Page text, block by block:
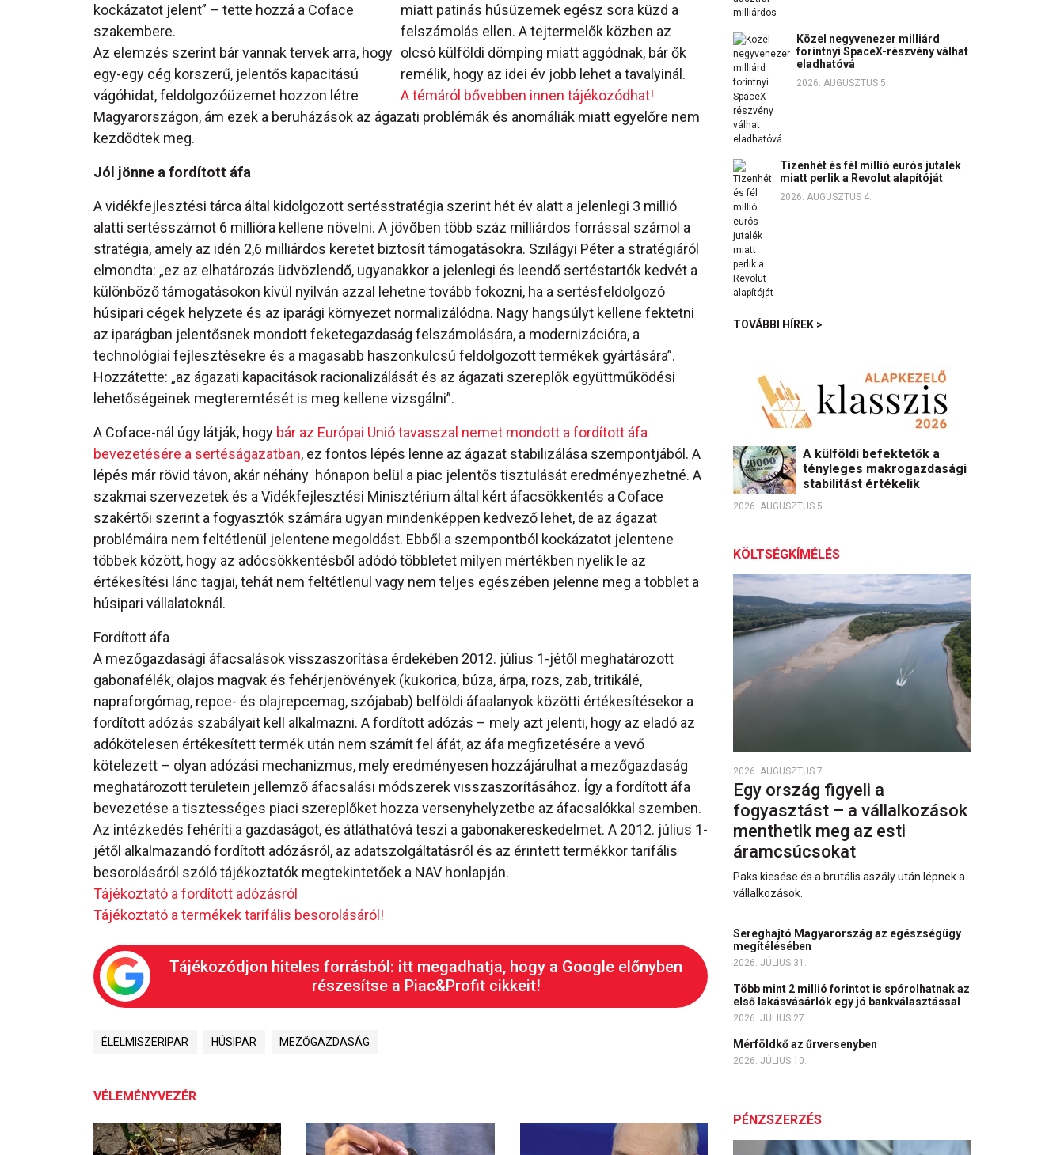
miatt patinás húsüzemek egész sora küzd a
felszámolás ellen. A tejtermelők közben az
olcsó külföldi dömping miatt aggódnak, bár ők
remélik, hogy az idei év jobb lehet a tavalyinál.
A témáról bővebben innen tájékozódhat!
kockázatot jelent” – tette hozzá a Coface
szakembere.
Az elemzés szerint bár vannak tervek arra, hogy
egy-egy cég korszerű, jelentős kapacitású
vágóhidat, feldolgozóüzemet hozzon létre
Magyarországon, ám ezek a beruházások az ágazati problémák és anomáliák miatt egyelőre nem
kezdődtek meg.
Jól jönne a fordított áfa
A vidékfejlesztési tárca által kidolgozott sertésstratégia szerint hét év alatt a jelenlegi 3 millió
alatti sertésszámot 6 millióra kellene növelni. A jövőben több száz milliárdos forrással számol a
stratégia, amely az idén 2,6 milliárdos keretet biztosít támogatásokra. Szilágyi Péter a stratégiáról
elmondta: „ez az elhatározás üdvözlendő, ugyanakkor a jelenlegi és leendő sertéstartók kedvét a
különböző támogatásokon kívül nyilván azzal lehetne tovább fokozni, ha a sertésfeldolgozó
húsipari cégek helyzete és az iparági környezet normalizálódna. Nagy hangsúlyt kellene fektetni
az iparágban jelentősnek mondott feketegazdaság felszámolására, a modernizációra, a
technológiai fejlesztésekre és a magasabb haszonkulcsú feldolgozott termékek gyártására”.
Hozzátette: „az ágazati kapacitások racionalizálását és az ágazati szereplők együttműködési
lehetőségeinek megteremtését is meg kellene vizsgálni”.
A Coface-nál úgy látják, hogy bár az Európai Unió tavasszal nemet mondott a fordított áfa
bevezetésére a sertéságazatban, ez fontos lépés lenne az ágazat stabilizálása szempontjából. A
lépés már rövid távon, akár néhány hónapon belül a piac jelentős tisztulását eredményezhetné. A
szakmai szervezetek és a Vidékfejlesztési Minisztérium által kért áfacsökkentés a Coface
szakértői szerint a fogyasztók számára ugyan mindenképpen kedvező lehet, de az ágazat
problémáira nem feltétlenül jelentene megoldást. Ebből a szempontból kockázatot jelentene
többek között, hogy az adócsökkentésből adódó többletet milyen mértékben nyelik le az
értékesítési lánc tagjai, tehát nem feltétlenül vagy nem teljes egészében jelenne meg a többlet a
húsipari vállalatoknál.
Fordított áfa
A mezőgazdasági áfacsalások visszaszorítása érdekében 2012. július 1-jétől meghatározott
gabonafélék, olajos magvak és fehérjenövények (kukorica, búza, árpa, rozs, zab, tritikálé,
napraforgómag, repce- és olajrepcemag, szójabab) belföldi áfaalanyok közötti értékesítésekor a
fordított adózás szabályait kell alkalmazni. A fordított adózás – mely azt jelenti, hogy az eladó az
adókötelesen értékesített termék után nem számít fel áfát, az áfa megfizetésére a vevő
kötelezett – olyan adózási mechanizmus, mely eredményesen hozzájárulhat a mezőgazdaság
meghatározott területein jellemző áfacsalási módszerek visszaszorításához. Így a fordított áfa
bevezetése a tisztességes piaci szereplőket hozza versenyhelyzetbe az áfacsalókkal szemben.
Az intézkedés fehéríti a gazdaságot, és átláthatóvá teszi a gabonakereskedelmet. A 2012. július 1-
jétől alkalmazandó fordított adózásról, az adatszolgáltatásról és az érintett termékkör tarifális
besorolásáról szóló tájékoztatók megtekintetőek a NAV honlapján.
Tájékoztató a fordított adózásról
Tájékoztató a termékek tarifális besorolásáról!
Tájékozódjon hiteles forrásból: itt megadhatja, hogy a Google előnyben
részesítse a Piac&Profit cikkeit!
ÉLELMISZERIPAR HÚSIPAR MEZŐGAZDASÁG
VÉLEMÉNYVEZÉR
Közel negyvenezer milliárd
forintnyi SpaceX-részvény válhat
eladhatóvá
2026. AUGUSZTUS 5.
Tizenhét és fél millió eurós jutalék
miatt perlik a Revolut alapítóját
2026. AUGUSZTUS 4.
TOVÁBBI HÍREK >
A külföldi befektetők a
tényleges makrogazdasági
stabilitást értékelik
2026. AUGUSZTUS 5.
KÖLTSÉGKÍMÉLÉS
2026. AUGUSZTUS 7.
Egy ország figyeli a
fogyasztást – a vállalkozások
menthetik meg az esti
áramcsúcsokat
Paks kiesése és a brutális aszály után lépnek a
vállalkozások.
Sereghajtó Magyarország az egészségügy
megítélésében
2026. JÚLIUS 31.
Több mint 2 millió forintot is spórolhatnak az
első lakásvásárlók egy jó bankválasztással
2026. JÚLIUS 27.
Mérföldkő az űrversenyben
2026. JÚLIUS 10.
PÉNZSZERZÉS